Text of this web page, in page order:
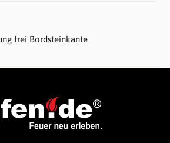
frei Bordsteinkante